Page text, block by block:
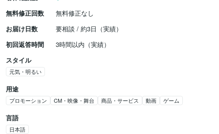
無料修正回数
無料修正なし
お届け日数
要相談 / 約3日（実績）
初回返答時間
3時間以内（実績）
スタイル
元気・明るい
用途
プロモーション CM・映像・舞台 商品・サービス 動画 ゲーム
言語
日本語